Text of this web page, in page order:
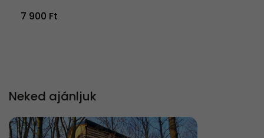
7 900 Ft
Neked ajánljuk